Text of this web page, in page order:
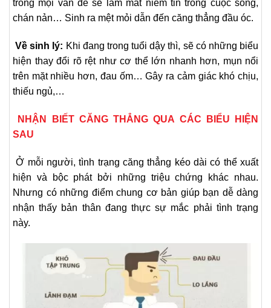
trong mọi vấn đề sẽ làm mất niềm tin trong cuộc sống,
chán nản… Sinh ra mệt mỏi dẫn đến căng thẳng đầu óc.
Về sinh lý: Khi đang trong tuổi dậy thì, sẽ có những biểu
hiện thay đổi rõ rệt như cơ thể lớn nhanh hơn, mụn nổi
trên mặt nhiều hơn, đau ốm… Gây ra cảm giác khó chịu,
thiếu ngủ,…
NHẬN BIẾT CĂNG THẲNG QUA CÁC BIỂU HIỆN
SAU
Ở mỗi người, tình trạng căng thẳng kéo dài có thể xuất
hiện và bộc phát bởi những triệu chứng khác nhau.
Nhưng có những điểm chung cơ bản giúp bạn dễ dàng
nhận thấy bản thân đang thực sự mắc phải tình trạng
này.